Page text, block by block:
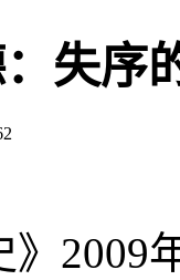
失序
》2009